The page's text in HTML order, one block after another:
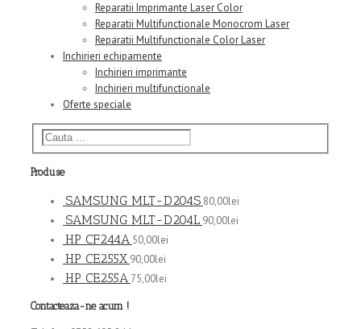
Reparatii Imprimante Laser Color
Reparatii Multifunctionale Monocrom Laser
Reparatii Multifunctionale Color Laser
Inchirieri echipamente
Inchirieri imprimante
Inchirieri multifunctionale
Oferte speciale
Produse
SAMSUNG MLT-D204S 80,00lei
SAMSUNG MLT-D204L 90,00lei
HP CF244A 50,00lei
HP CE255X 90,00lei
HP CE255A 75,00lei
Contacteaza-ne acum !